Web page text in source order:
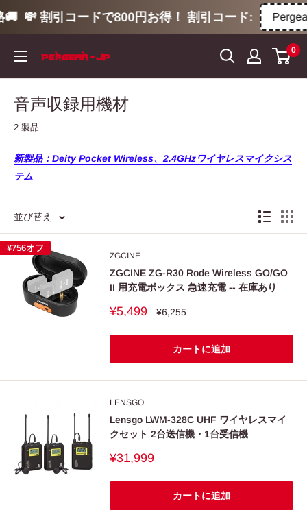
💸 割引コードで800円お得！ 割引コード:
テ
プ
る
0
音声収録用機材
2 製品
新製品：Deity Pocket Wireless、2.4GHzワイヤレスマイクシス
テム
並び替え
¥756オフ
ZGCINE
ZGCINE ZG-R30 Rode Wireless GO/GO
II 用充電ボックス 急速充電 -- 在庫あり
販
価
¥5,499
通
¥6,255
カートに追加
LENSGO
Lensgo LWM-328C UHF ワイヤレスマイ
クセット 2台送信機・1台受信機
販
価
¥31,999
カートに追加